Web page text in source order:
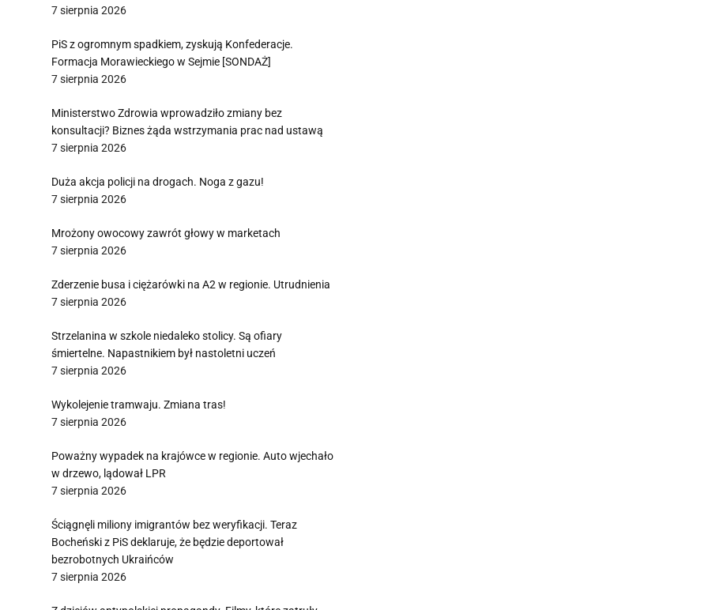
7 sierpnia 2026
PiS z ogromnym spadkiem, zyskują Konfederacje.
Formacja Morawieckiego w Sejmie [SONDAŻ]
7 sierpnia 2026
Ministerstwo Zdrowia wprowadziło zmiany bez
konsultacji? Biznes żąda wstrzymania prac nad ustawą
7 sierpnia 2026
Duża akcja policji na drogach. Noga z gazu!
7 sierpnia 2026
Mrożony owocowy zawrót głowy w marketach
7 sierpnia 2026
Zderzenie busa i ciężarówki na A2 w regionie. Utrudnienia
7 sierpnia 2026
Strzelanina w szkole niedaleko stolicy. Są ofiary
śmiertelne. Napastnikiem był nastoletni uczeń
7 sierpnia 2026
Wykolejenie tramwaju. Zmiana tras!
7 sierpnia 2026
Poważny wypadek na krajówce w regionie. Auto wjechało
w drzewo, lądował LPR
7 sierpnia 2026
Ściągnęli miliony imigrantów bez weryfikacji. Teraz
Bocheński z PiS deklaruje, że będzie deportował
bezrobotnych Ukraińców
7 sierpnia 2026